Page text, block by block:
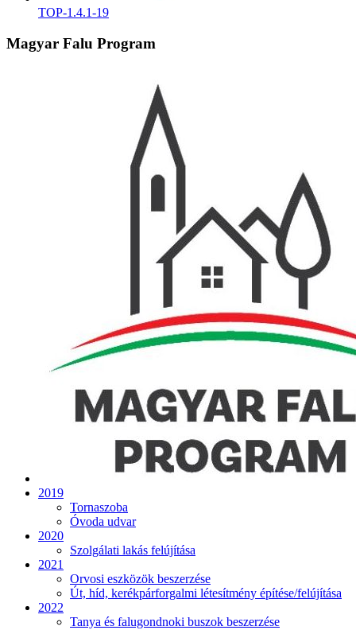
TOP-1.4.1-19
Magyar Falu Program
2019
Tornaszoba
Óvoda udvar
2020
Szolgálati lakás felújítása
2021
Orvosi eszközök beszerzése
Út, híd, kerékpárforgalmi létesítmény építése/felújítása
2022
Tanya és falugondnoki buszok beszerzése